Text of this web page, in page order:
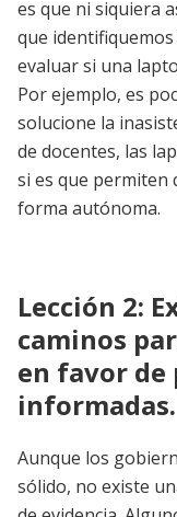
es que ni siquiera
que
evaluar si una
Por ejemplo, es
solucione la
de docentes, las
si es que permiten
forma autónoma.
Lección 2:
caminos
en favor de
informadas.
Aunque los
sólido, no existe